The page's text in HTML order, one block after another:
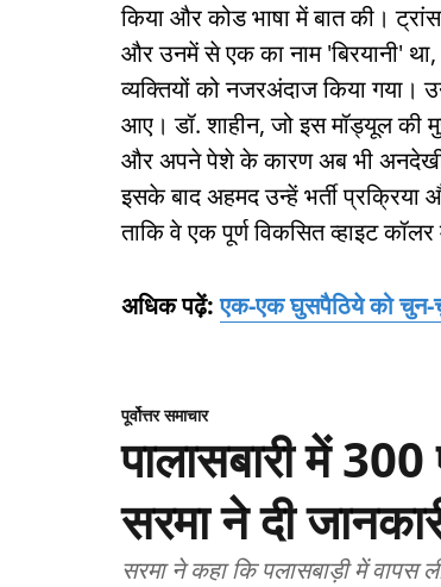
किया और कोड भाषा में बात की।
और उनमें से एक का नाम 'बिरयानी'
व्यक्तियों को नजरअंदाज किया गया।
आए। डॉ. शाहीन, जो इस मॉड्यूल की
और अपने पेशे के कारण अब भी अनदेखी
इसके बाद अहमद उन्हें भर्ती
ताकि वे एक पूर्ण विकसित व्हाइट
अधिक पढ़ें:एक-एक घुसपैठिये को चुन-
पूर्वोत्तर समाचार
पालासबारी में 300
सरमा ने दी
सरमा ने कहा कि पलासबाड़ी में वापस